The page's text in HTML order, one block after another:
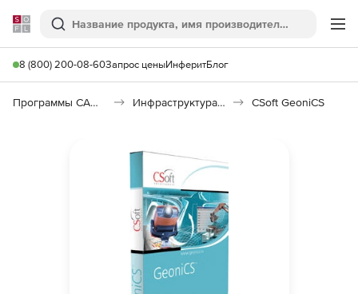
Softline
Поиск
8 (800) 200-08-60Запрос ценыИнферитБлог
Программы САПР и ГИС Инфраструктура: изыскания, генплан, транспорт CSoft GeoniCS